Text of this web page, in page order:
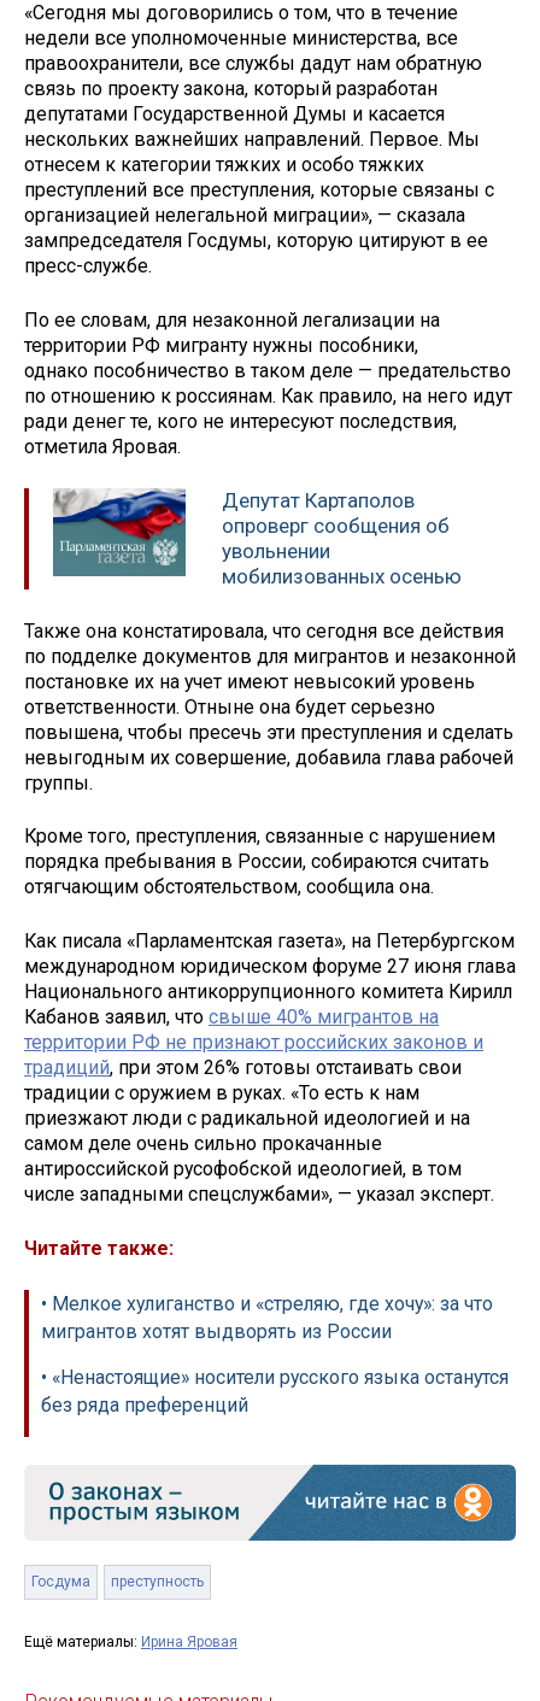
«Сегодня мы договорились о том, что в течение
недели все уполномоченные министерства, все
правоохранители, все службы дадут нам обратную
связь по проекту закона, который разработан
депутатами Государственной Думы и касается
нескольких важнейших направлений. Первое. Мы
отнесем к категории тяжких и особо тяжких
преступлений все преступления, которые связаны с
организацией нелегальной миграции», — сказала
зампредседателя Госдумы, которую цитируют в ее
пресс-службе.
По ее словам, для незаконной легализации на
территории РФ мигранту нужны пособники,
однако пособничество в таком деле — предательство
по отношению к россиянам. Как правило, на него идут
ради денег те, кого не интересуют последствия,
отметила Яровая.
Депутат Картаполов
опроверг сообщения об
увольнении
мобилизованных осенью
Также она констатировала, что сегодня все действия
по подделке документов для мигрантов и незаконной
постановке их на учет имеют невысокий уровень
ответственности. Отныне она будет серьезно
повышена, чтобы пресечь эти преступления и сделать
невыгодным их совершение, добавила глава рабочей
группы.
Кроме того, преступления, связанные с нарушением
порядка пребывания в России, собираются считать
отягчающим обстоятельством, сообщила она.
Как писала «Парламентская газета», на Петербургском
международном юридическом форуме 27 июня глава
Национального антикоррупционного комитета Кирилл
Кабанов заявил, что свыше 40% мигрантов на
территории РФ не признают российских законов и
традиций, при этом 26% готовы отстаивать свои
традиции с оружием в руках. «То есть к нам
приезжают люди с радикальной идеологией и на
самом деле очень сильно прокачанные
антироссийской русофобской идеологией, в том
числе западными спецслужбами», — указал эксперт.
Читайте также:
• Мелкое хулиганство и «стреляю, где хочу»: за что
мигрантов хотят выдворять из России
• «Ненастоящие» носители русского языка останутся
без ряда преференций
Госдума преступность
Ещё материалы: Ирина Яровая